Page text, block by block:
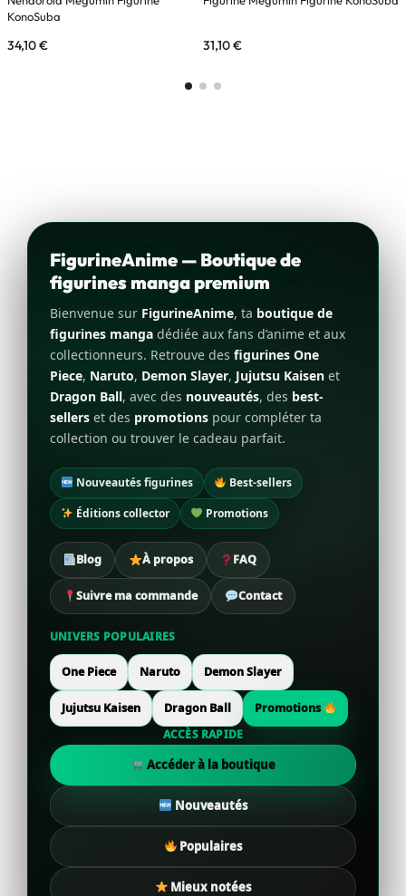
KonoSuba
34,10€ 31,10€
FigurineAnime — Boutique de
figurines manga premium
Bienvenue sur FigurineAnime, ta boutique de
figurines manga dédiée aux fans d’anime et aux
collectionneurs. Retrouve des figurines One
Piece, Naruto, Demon Slayer, Jujutsu Kaisen et
Dragon Ball, avec des nouveautés, des best-
sellers et des promotions pour compléter ta
collection ou trouver le cadeau parfait.
Nouveautés figurines
Best-sellers
Éditions collector
Promotions
Blog À propos FAQ
Suivre ma commande Contact
UNIVERS POPULAIRES
One Piece Naruto Demon Slayer
Jujutsu Kaisen Dragon Ball
Promotions
ACCÈS RAPIDE
Accéder à la boutique
Nouveautés
Populaires
Mieux notées